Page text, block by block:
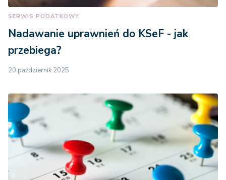
SERWIS PODATKOWY
Nadawanie uprawnień do KSeF - jak
przebiega?
20 październik 2025